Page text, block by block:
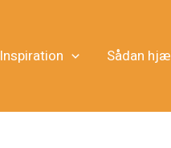
Inspiration Sådan